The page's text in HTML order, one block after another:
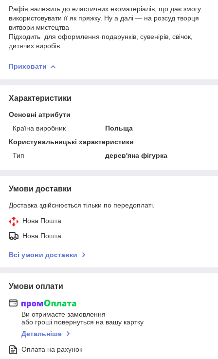
Рафія належить до еластичних екоматеріалів, що дає змогу
використовувати її як пряжку. Ну а далі — на розсуд творця
витвори мистецтва
Підходить для оформлення подарунків, сувенірів, свічок,
дитячих виробів.
Приховати
Характеристики
Основні атрибути
Країна виробник
Польща
Користувальницькі характеристики
Тип
дерев'яна фігурка
Умови доставки
Доставка здійснюється тільки по передоплаті.
Нова Пошта
Нова Пошта
Всі умови доставки
Умови оплати
Ви отримаєте замовлення
або гроші повернуться на вашу картку
Детальніше
Оплата на рахунок